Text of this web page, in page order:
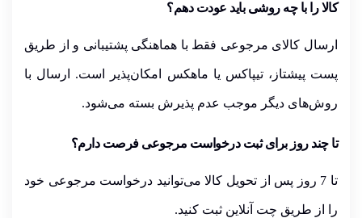
کالا را با چه روشی باید عودت دهم؟
ارسال کالای مرجوعی فقط با هماهنگی پشتیبانی و از طریق
پست پیشتاز ،تیپاکس یا ماهکس امکان‌پذیر است. ارسال با
روش‌های دیگر موجب عدم پذیرش بسته می‌شود.
تا چند روز برای ثبت درخواست مرجوعی فرصت دارم؟
تا 7 روز پس از تحویل کالا می‌توانید درخواست مرجوعی خود
را از طریق چت آنلاین ثبت کنید.